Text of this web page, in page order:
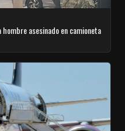
asesinado en camioneta